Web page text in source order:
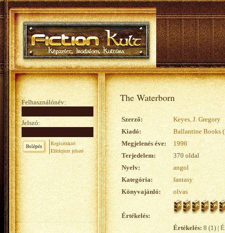
Felhasználónév:
Jelszó:
Regisztráció
Elfelejtett jelszó
The Waterborn
Szerző:
Keyes, J. Gregory
Kiadó:
Ballantine Books
Megjelenés éve:
1996
Terjedelem:
370 oldal
Nyelv:
angol
Kategória:
fantasy
Könyvajánló:
olvas
Értékelés:
Értékelés: 8 (1) |